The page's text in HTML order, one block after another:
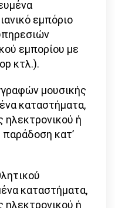
εμπόριο
εμπορίου με
κτλ.).
μουσικής
καταστήματα,
ηλεκτρονικού ή
κατ’
καταστήματα,
ηλεκτρονικού ή